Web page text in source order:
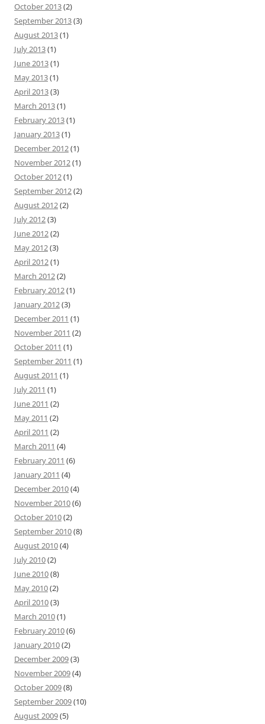
October 2013(2)
September 2013(3)
August 2013(1)
July 2013(1)
June 2013(1)
May 2013(1)
April 2013(3)
March 2013(1)
February 2013(1)
January 2013(1)
December 2012(1)
November 2012(1)
October 2012(1)
September 2012(2)
August 2012(2)
July 2012(3)
June 2012(2)
May 2012(3)
April 2012(1)
March 2012(2)
February 2012(1)
January 2012(3)
December 2011 (1)
November 2011 (2)
October 2011 (1)
September 2011 (1)
August 2011 (1)
July 2011 (1)
June 2011 (2)
May 2011 (2)
April 2011 (2)
March 2011 (4)
February 2011 (6)
January 2011 (4)
December 2010(4)
November 2010(6)
October 2010(2)
September 2010(8)
August 2010(4)
July 2010(2)
June 2010(8)
May 2010(2)
April 2010(3)
March 2010(1)
February 2010(6)
January 2010(2)
December 2009(3)
November 2009(4)
October 2009(8)
September 2009(10)
August 2009(5)